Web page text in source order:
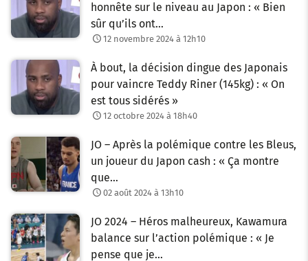
honnête sur le niveau au Japon : « Bien
sûr qu’ils ont…
12 novembre 2024 à 12h10
À bout, la décision dingue des Japonais
pour vaincre Teddy Riner (145kg) : « On
est tous sidérés »
12 octobre 2024 à 18h40
JO – Après la polémique contre les Bleus,
un joueur du Japon cash : « Ça montre
que…
02 août 2024 à 13h10
JO 2024 – Héros malheureux, Kawamura
balance sur l’action polémique : « Je
pense que je…